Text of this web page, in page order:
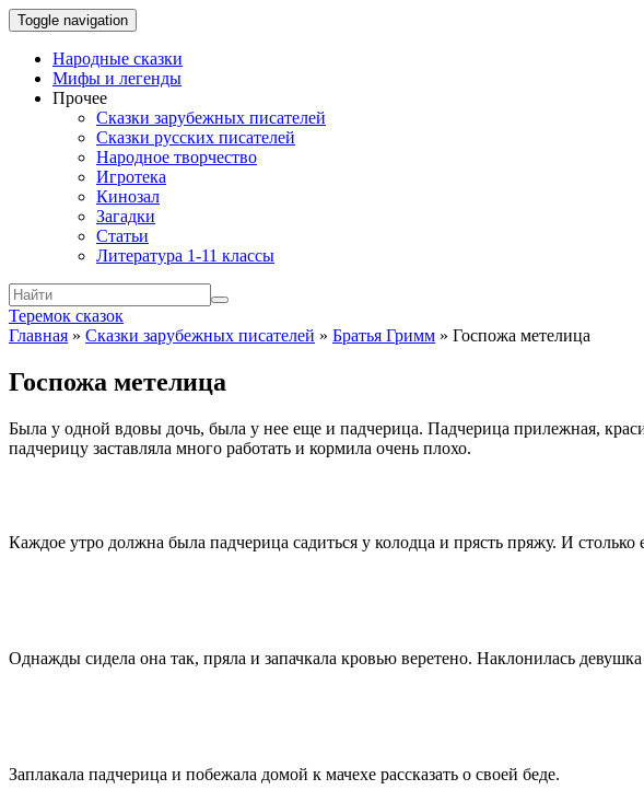
Toggle navigation
Народные сказки
Мифы и легенды
Прочее
Сказки зарубежных писателей
Сказки русских писателей
Народное творчество
Игротека
Кинозал
Загадки
Статьи
Литература 1-11 классы
Теремок сказок
Главная » Сказки зарубежных писателей » Братья Гримм » Госпожа метелица
Госпожа метелица
Была у одной вдовы дочь, была у нее еще и падчерица. Падчерица прилежная,
падчерицу заставляла много работать и кормила очень плохо.
Каждое утро должна была падчерица садиться у колодца и прясть пряжу. И
Однажды сидела она так, пряла и запачкала кровью веретено. Наклонилась
Заплакала падчерица и побежала домой к мачехе рассказать о своей беде.